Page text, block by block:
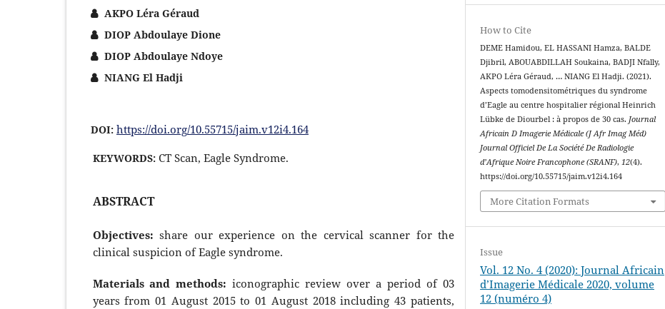
AKPO Léra Géraud
DIOP Abdoulaye Dione
DIOP Abdoulaye Ndoye
NIANG El Hadji
DOI: https://doi.org/10.55715/jaim.v12i4.164
KEYWORDS: CT Scan, Eagle Syndrome.
ABSTRACT
Objectives: share our experience on the cervical scanner for the
clinical suspicion of Eagle syndrome.
Materials and methods:iconographic review over a period of 03
years from 01 August 2015 to 01 August 2018 including 43 patients,
How to Cite
DEME Hamidou, EL HASSANI Hamza, BALDE
Djibril, ABOUABDILLAH Soukaina, BADJI Nfally,
AKPO Léra Géraud, … NIANG El Hadji. (2021).
Aspects tomodensitométriques du syndrome
d’Eagle au centre hospitalier régional Heinrich
Lübke de Diourbel : à propos de 30 cas. Journal
Africain D Imagerie Médicale (J Afr Imag Méd)
Journal Officiel De La Société De Radiologie
d’Afrique Noire Francophone (SRANF), 12(4).
https://doi.org/10.55715/jaim.v12i4.164
More Citation Formats
Issue
Vol. 12 No. 4 (2020): Journal Africain
d’Imagerie Médicale 2020, volume
12 (numéro 4)